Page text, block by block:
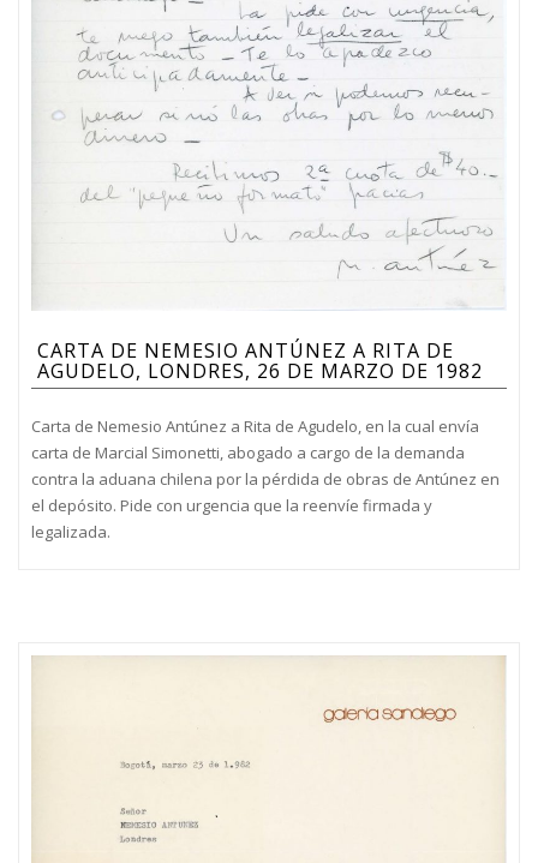
CARTA DE NEMESIO ANTÚNEZ A RITA DE
AGUDELO, LONDRES, 26 DE MARZO DE 1982
Carta de Nemesio Antúnez a Rita de Agudelo, en la cual envía
carta de Marcial Simonetti, abogado a cargo de la demanda
contra la aduana chilena por la pérdida de obras de Antúnez en
el depósito. Pide con urgencia que la reenvíe firmada y
legalizada.